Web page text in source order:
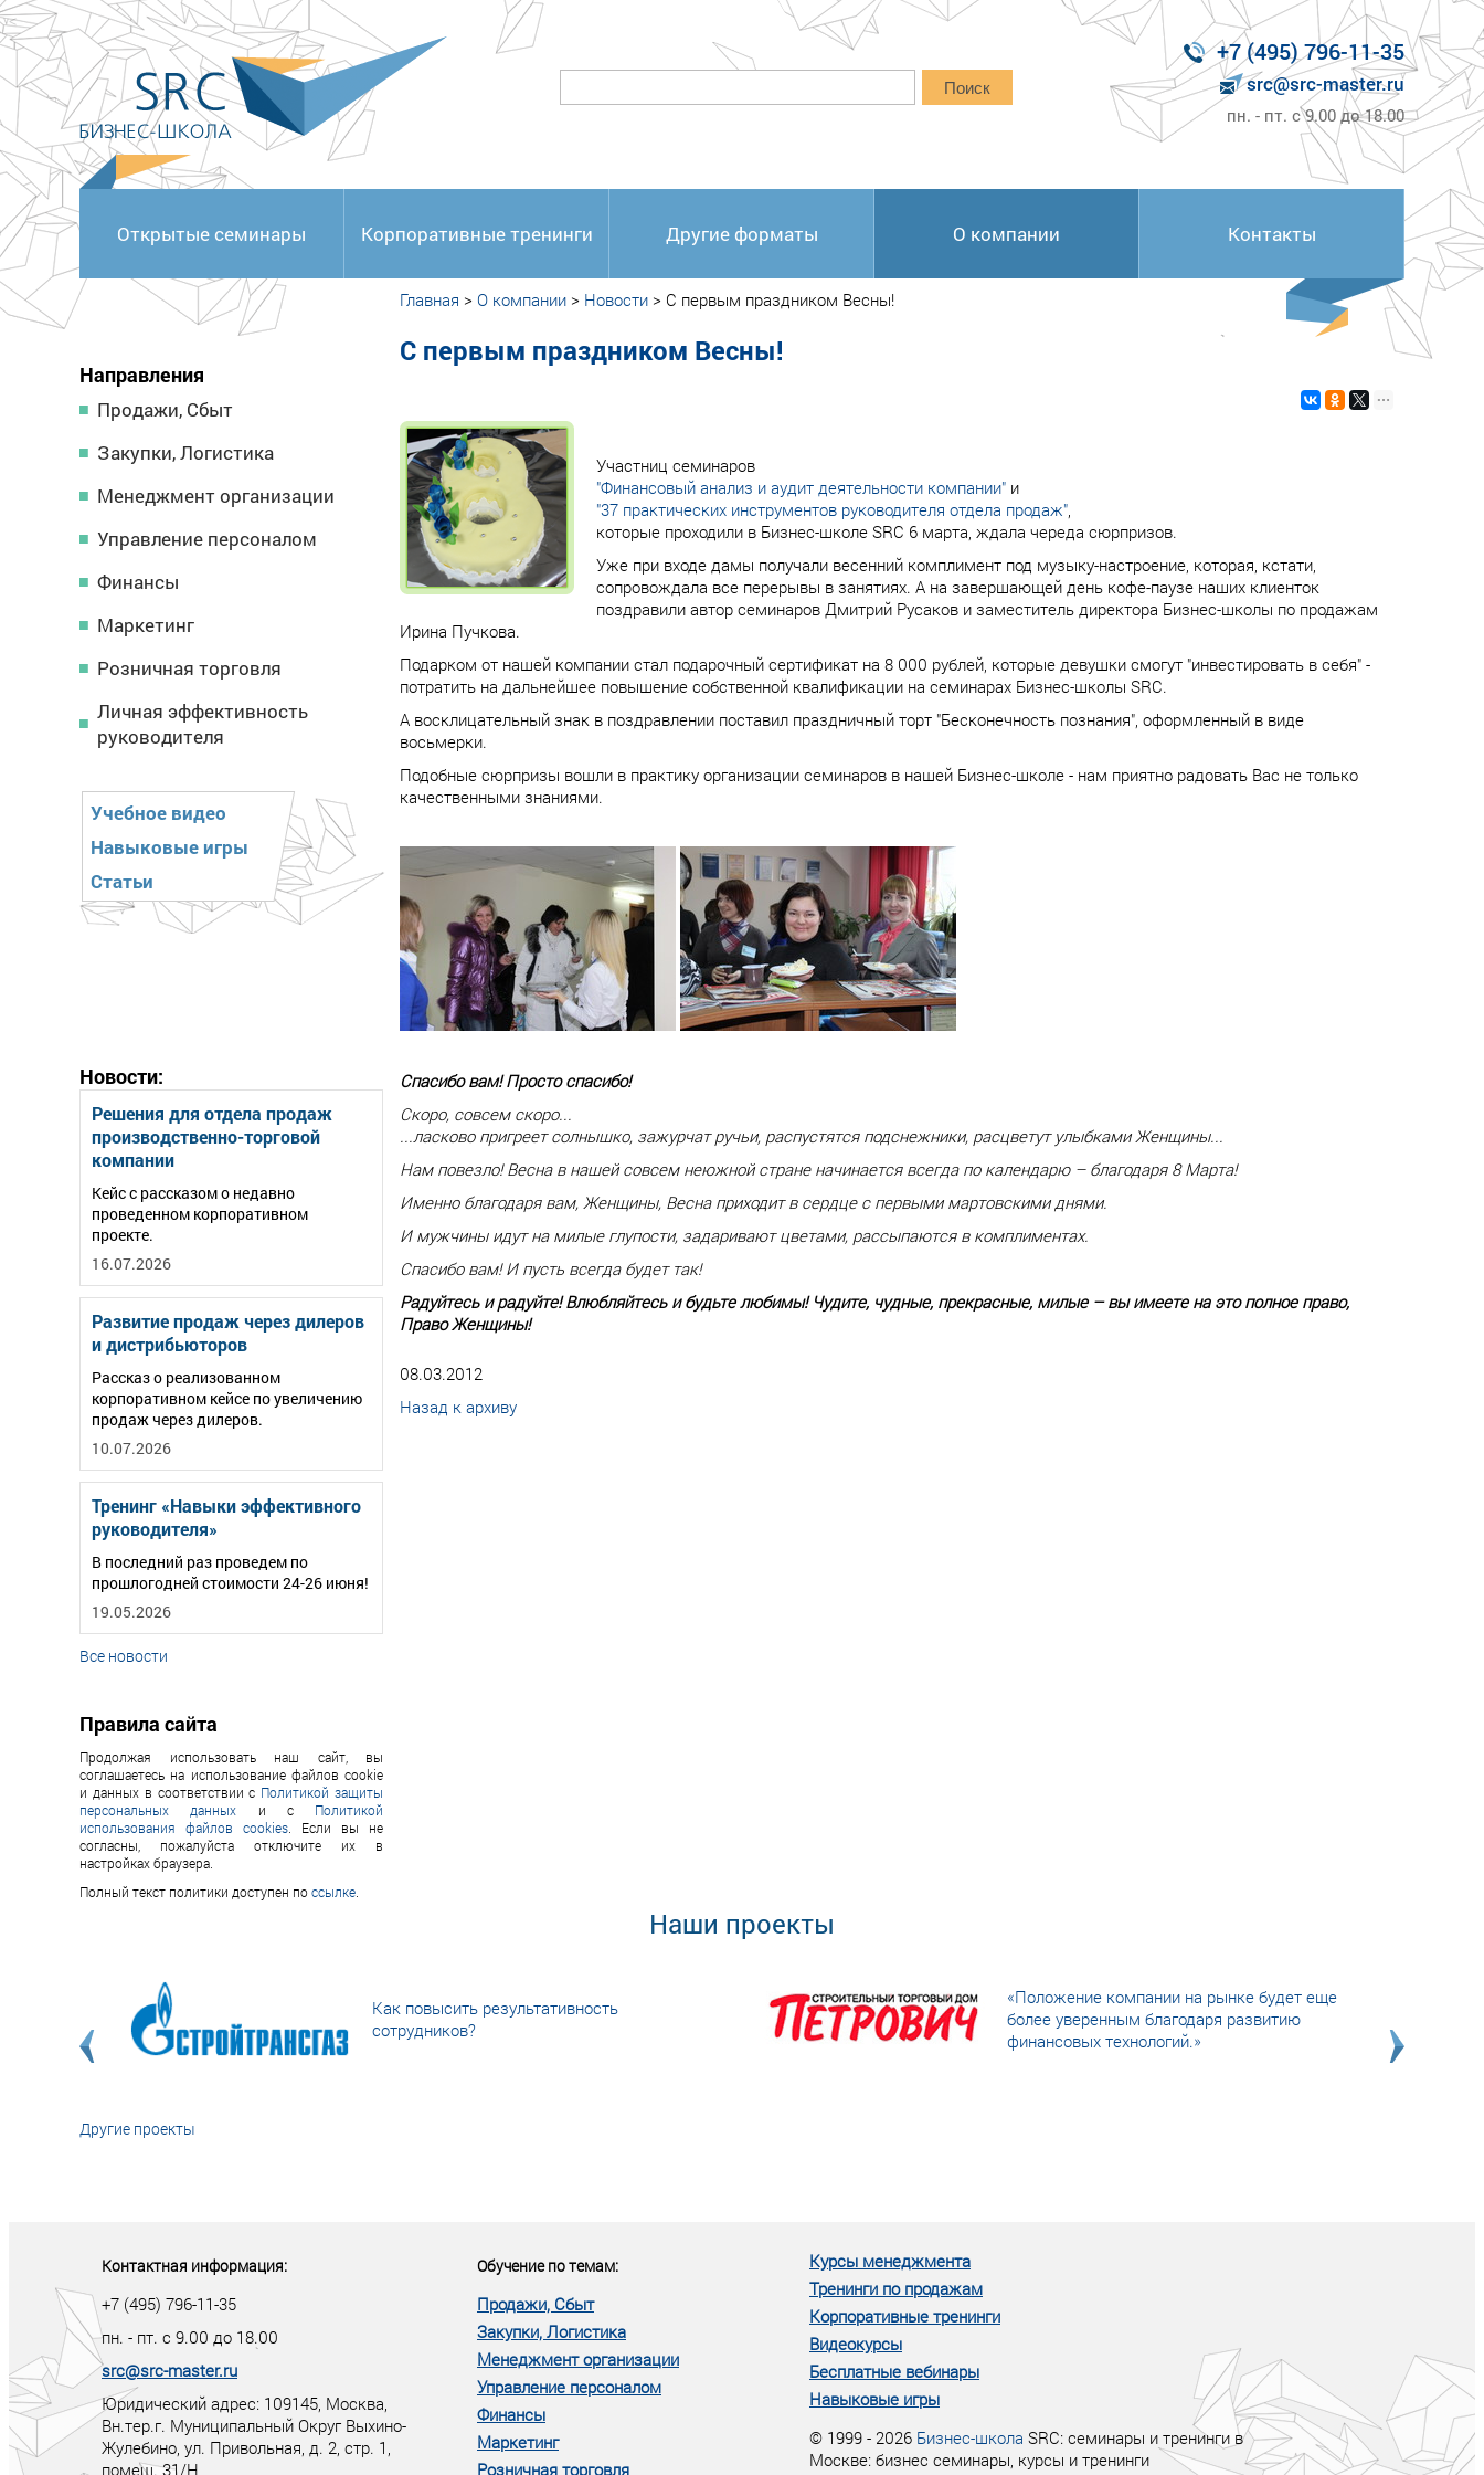
<
Поиск
+7 (495) 796-11-35
src@src-master.ru
пн. - пт. с 9.00 до 18.00
Открытые семинары Корпоративные тренинги Другие форматы О компании Контакты
Направления
Продажи, Сбыт
Закупки, Логистика
Менеджмент организации
Управление персоналом
Финансы
Маркетинг
Розничная торговля
Личная эффективность
руководителя
Учебное видео
Навыковые игры
Статьи
Новости:
Решения для отдела продаж
производственно-торговой
компании
Кейс с рассказом о недавно
проведенном корпоративном
проекте.
16.07.2026
Развитие продаж через дилеров
и дистрибьюторов
Рассказ о реализованном
корпоративном кейсе по увеличению
продаж через дилеров.
10.07.2026
Тренинг «Навыки эффективного
руководителя»
В последний раз проведем по
прошлогодней стоимости 24-26 июня!
19.05.2026
Все новости
Правила сайта
Продолжая использовать наш сайт, вы
соглашаетесь на использование файлов cookie
и данных в соответствии с Политикой защиты
персональных данных и с Политикой
использования файлов cookies . Если вы не
согласны, пожалуйста отключите их в
настройках браузера.
Полный текст политики доступен поссылке
Главная > О компании > Новости > C первым праздником Весны!
C первым праздником Весны!
Участниц семинаров
"Финансовый анализ и аудит деятельности компании" и
"37 практических инструментов руководителя отдела продаж",
которые проходили в Бизнес-школе SRC 6 марта, ждала череда сюрпризов.
Уже при входе дамы получали весенний комплимент под музыку-настроение, которая, кстати,
сопровождала все перерывы в занятиях. А на завершающей день кофе-паузе наших клиенток
поздравили автор семинаров Дмитрий Русаков и заместитель директора Бизнес-школы по продажам
Ирина Пучкова.
Подарком от нашей компании стал подарочный сертификат на 8 000 рублей, которые девушки смогут "инвестировать в себя" -
потратить на дальнейшее повышение собственной квалификации на семинарах Бизнес-школы SRC.
А восклицательный знак в поздравлении поставил праздничный торт "Бесконечность познания", оформленный в виде
восьмерки.
Подобные сюрпризы вошли в практику организации семинаров в нашей Бизнес-школе - нам приятно радовать Вас не только
качественными знаниями.
Спасибо вам! Просто спасибо!
Скоро, совсем скоро...
...ласково пригреет солнышко, зажурчат ручьи, распустятся подснежники, расцветут улыбками Женщины...
Нам повезло! Весна в нашей совсем неюжной стране начинается всегда по календарю – благодаря 8 Марта!
Именно благодаря вам, Женщины, Весна приходит в сердце с первыми мартовскими днями.
И мужчины идут на милые глупости, задаривают цветами, рассыпаются в комплиментах.
Спасибо вам! И пусть всегда будет так!
Радуйтесь и радуйте! Влюбляйтесь и будьте любимы! Чудите, чудные, прекрасные, милые – вы имеете на это полное право,
Право Женщины!
08.03.2012
Назад к архиву
Наши проекты
Как повысить результативность
сотрудников?
«Положение компании на рынке будет еще
более уверенным благодаря развитию
финансовых технологий.»
Другие проекты
Контактная информация:
+7 (495) 796-11-35
пн. - пт. с 9.00 до 18.00
src@src-master.ru
Юридический адрес: 109145, Москва,
Вн.тер.г. Муниципальный Округ Выхино-
Жулебино, ул. Привольная, д. 2, стр. 1,
помещ. 31/Н
Обучение по темам:
Продажи, Сбыт
Закупки, Логистика
Менеджмент организации
Управление персоналом
Финансы
Маркетинг
Розничная торговля
Курсы менеджмента
Тренинги по продажам
Корпоративные тренинги
Видеокурсы
Бесплатные вебинары
Навыковые игры
© 1999 - 2026 Бизнес-школа SRC: семинары и тренинги в
Москве: бизнес семинары, курсы и тренинги